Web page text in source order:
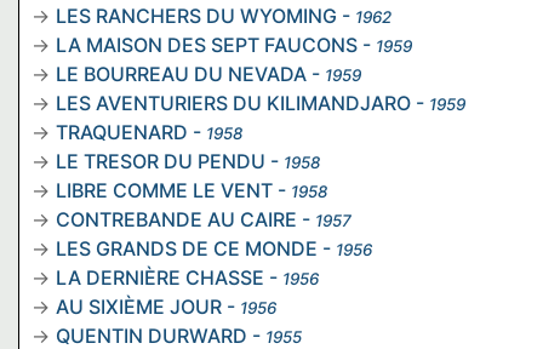
LES RANCHERS DU WYOMING - 1962
LA MAISON DES SEPT FAUCONS - 1959
LE BOURREAU DU NEVADA - 1959
LES AVENTURIERS DU KILIMANDJARO - 1959
TRAQUENARD - 1958
LE TRESOR DU PENDU - 1958
LIBRE COMME LE VENT - 1958
CONTREBANDE AU CAIRE - 1957
LES GRANDS DE CE MONDE - 1956
LA DERNIÈRE CHASSE - 1956
AU SIXIÈME JOUR - 1956
QUENTIN DURWARD - 1955